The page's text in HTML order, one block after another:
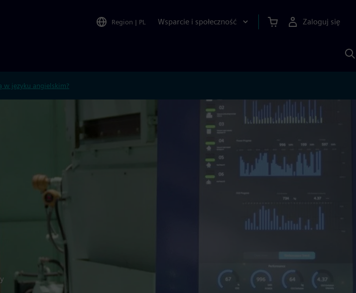
Region | PL Wsparcie i społeczność Zaloguj się
w języku angielskim?